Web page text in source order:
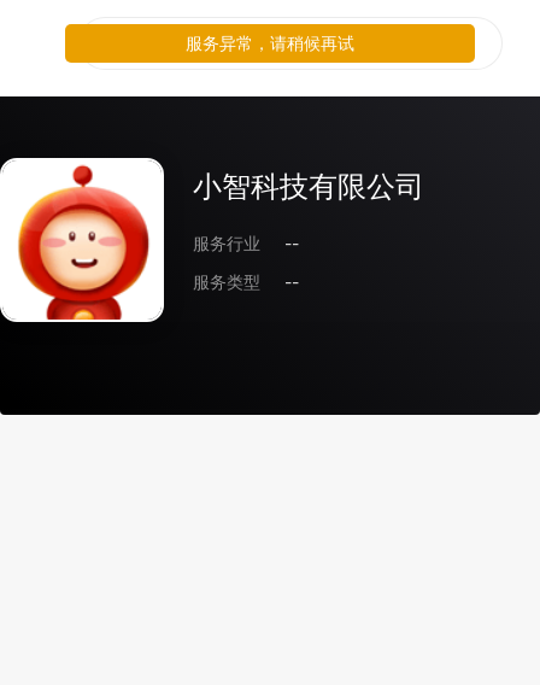
小智科技有限公司
服务行业
--
服务类型
--
服务异常，请稍候再试